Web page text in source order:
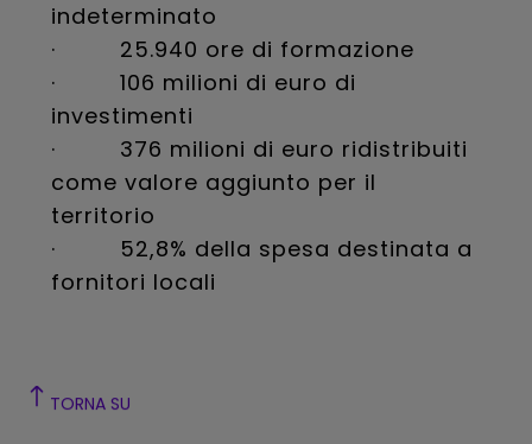
indeterminato
· 25.940 ore di formazione
· 106 milioni di euro di
investimenti
· 376 milioni di euro ridistribuiti
come valore aggiunto per il
territorio
· 52,8% della spesa destinata a
fornitori locali
TORNA SU